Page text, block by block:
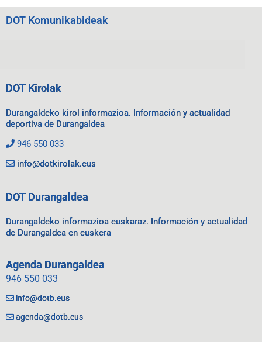
DOT Komunikabideak
DOT Kirolak
Durangaldeko kirol informazioa. Información y actualidad
deportiva de Durangaldea
946 550 033
info@dotkirolak.eus
DOT Durangaldea
Durangaldeko informazioa euskaraz. Información y actualidad
de Durangaldea en euskera
Agenda Durangaldea
946 550 033
info@dotb.eus
agenda@dotb.eus